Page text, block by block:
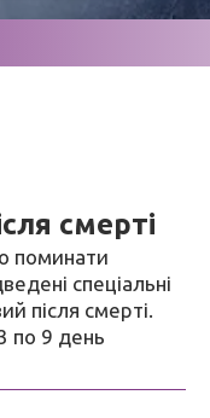
смерті
поминати
спеціальні
після смерті.
по 9 день